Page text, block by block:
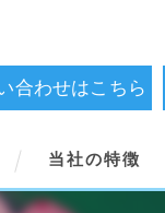
合わせはこちら
当社の特徴